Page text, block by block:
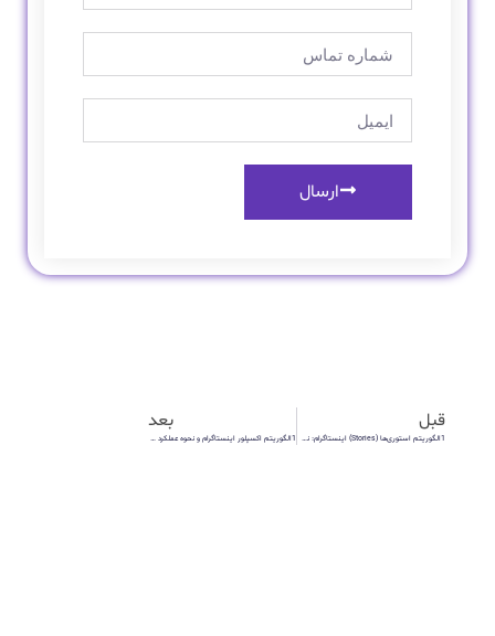
ارسال
قبل
1الگوریتم استوری‌ها (Stories) اینستاگرام: نحوه عملکرد و راهکارهای بهینه‌سازی
بعد
1الگوریتم اکسپلور اینستاگرام و نحوه عملکرد و راهکارهای بهینه‌سازی